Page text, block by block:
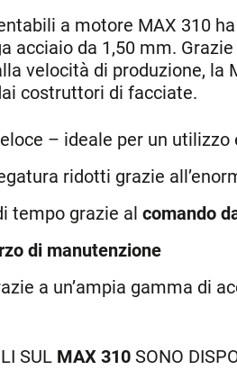
a motore MAX 310
acciaio da 1,50 mm.
velocità di produzione, la
costruttori di facciate.
– ideale per un utilizzo
ridotti grazie
tempo grazie al comando
di manutenzione
a un’ampia gamma di
SUL MAX 310 SONO